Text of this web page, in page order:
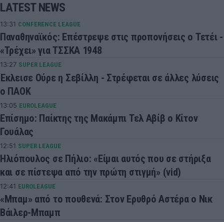
LATEST NEWS
13:31 CONFERENCE LEAGUE
Παναθηναϊκός: Επέστρεψε στις προπονήσεις ο Τετέι -
«Τρέχει» για ΤΣΣΚΑ 1948
13:27 SUPER LEAGUE
Έκλεισε Ούρε η Σεβίλλη - Στρέφεται σε άλλες λύσεις
ο ΠΑΟΚ
13:05 EUROLEAGUE
Επίσημο: Παίκτης της Μακάμπι Τελ Αβίβ ο Κίτον
Γουάλας
12:51 SUPER LEAGUE
Ηλιόπουλος σε Πήλιο: «Είμαι αυτός που σε στήριξα
και σε πίστεψα από την πρώτη στιγμή» (vid)
12:41 EUROLEAGUE
«Μπαμ» από το πουθενά: Στον Ερυθρό Αστέρα ο Νικ
Βάιλερ-Μπαμπ